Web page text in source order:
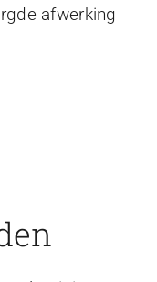
afwerking